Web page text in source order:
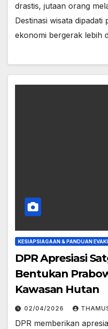
drastis, jutaan orang
Destinasi wisata dipadati
ekonomi bergerak lebih
KESIAPSIAGAAN & PANDUAN
DPR Apresiasi
Bentukan
Kawasan Hutan
02/04/2026
DPR memberikan